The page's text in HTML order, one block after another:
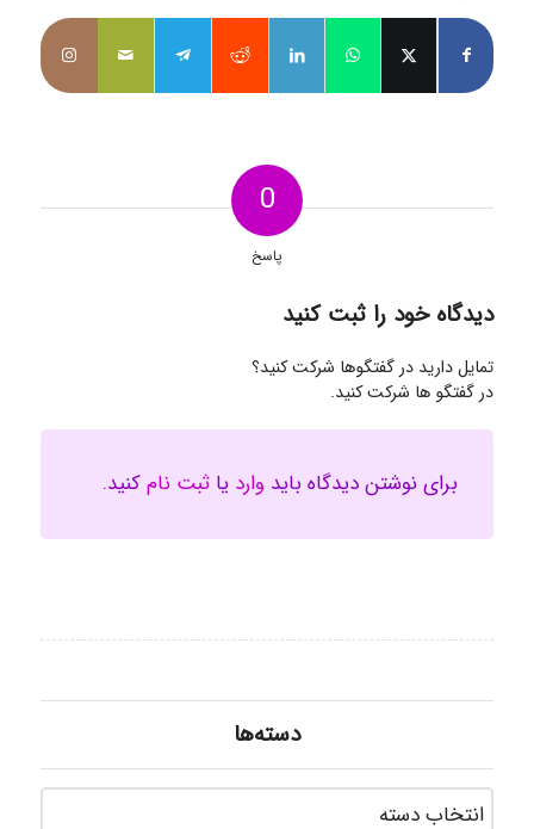
0
پاسخ
دیدگاه خود را ثبت کنید
تمایل دارید در گفتگوها شرکت کنید؟
در گفتگو ها شرکت کنید.
برای نوشتن دیدگاه باید وارد یا ثبت نامکنید.
دسته‌ها